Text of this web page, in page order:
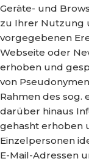
Geräte- und
zu Ihrer Nutzung
vorgegebenen
Webseite oder
erhoben und
von
Rahmen des
darüber hinaus
gehasht erhoben
Einzelpersonen
E-Mail-Adressen